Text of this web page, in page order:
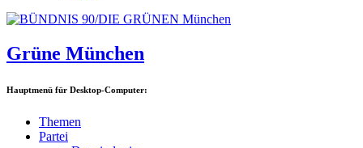
Grüne München
Hauptmenü für Desktop-Computer:
Themen
Partei